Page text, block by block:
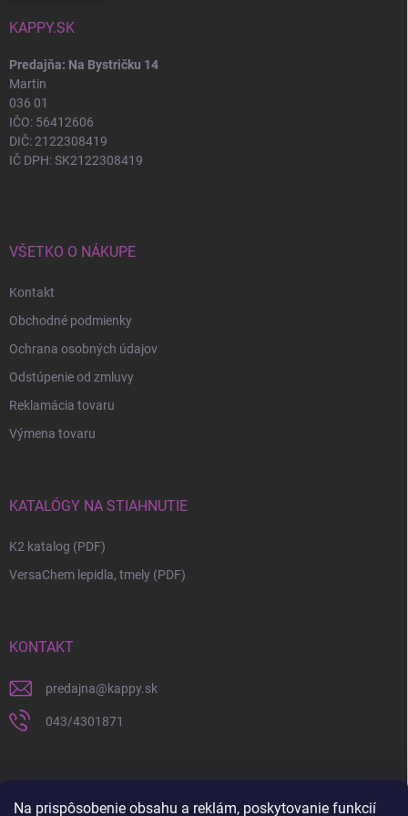
Na prispôsobenie obsahu a reklám, poskytovanie funkcií
KAPPY.SK
Predajňa: Na Bystričku 14
Martin
036 01
IČO: 56412606
DIČ: 2122308419
IČ DPH: SK2122308419
VŠETKO O NÁKUPE
Kontakt
Obchodné podmienky
Ochrana osobných údajov
Odstúpenie od zmluvy
Reklamácia tovaru
Výmena tovaru
KATALÓGY NA STIAHNUTIE
K2 katalog (PDF)
VersaChem lepidla, tmely (PDF)
KONTAKT
predajna@kappy.sk
043/4301871